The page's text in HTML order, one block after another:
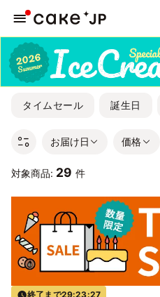
タイムセール 誕生日
お届け日 価格
対象商品: 29 件
終了まで29:23:26